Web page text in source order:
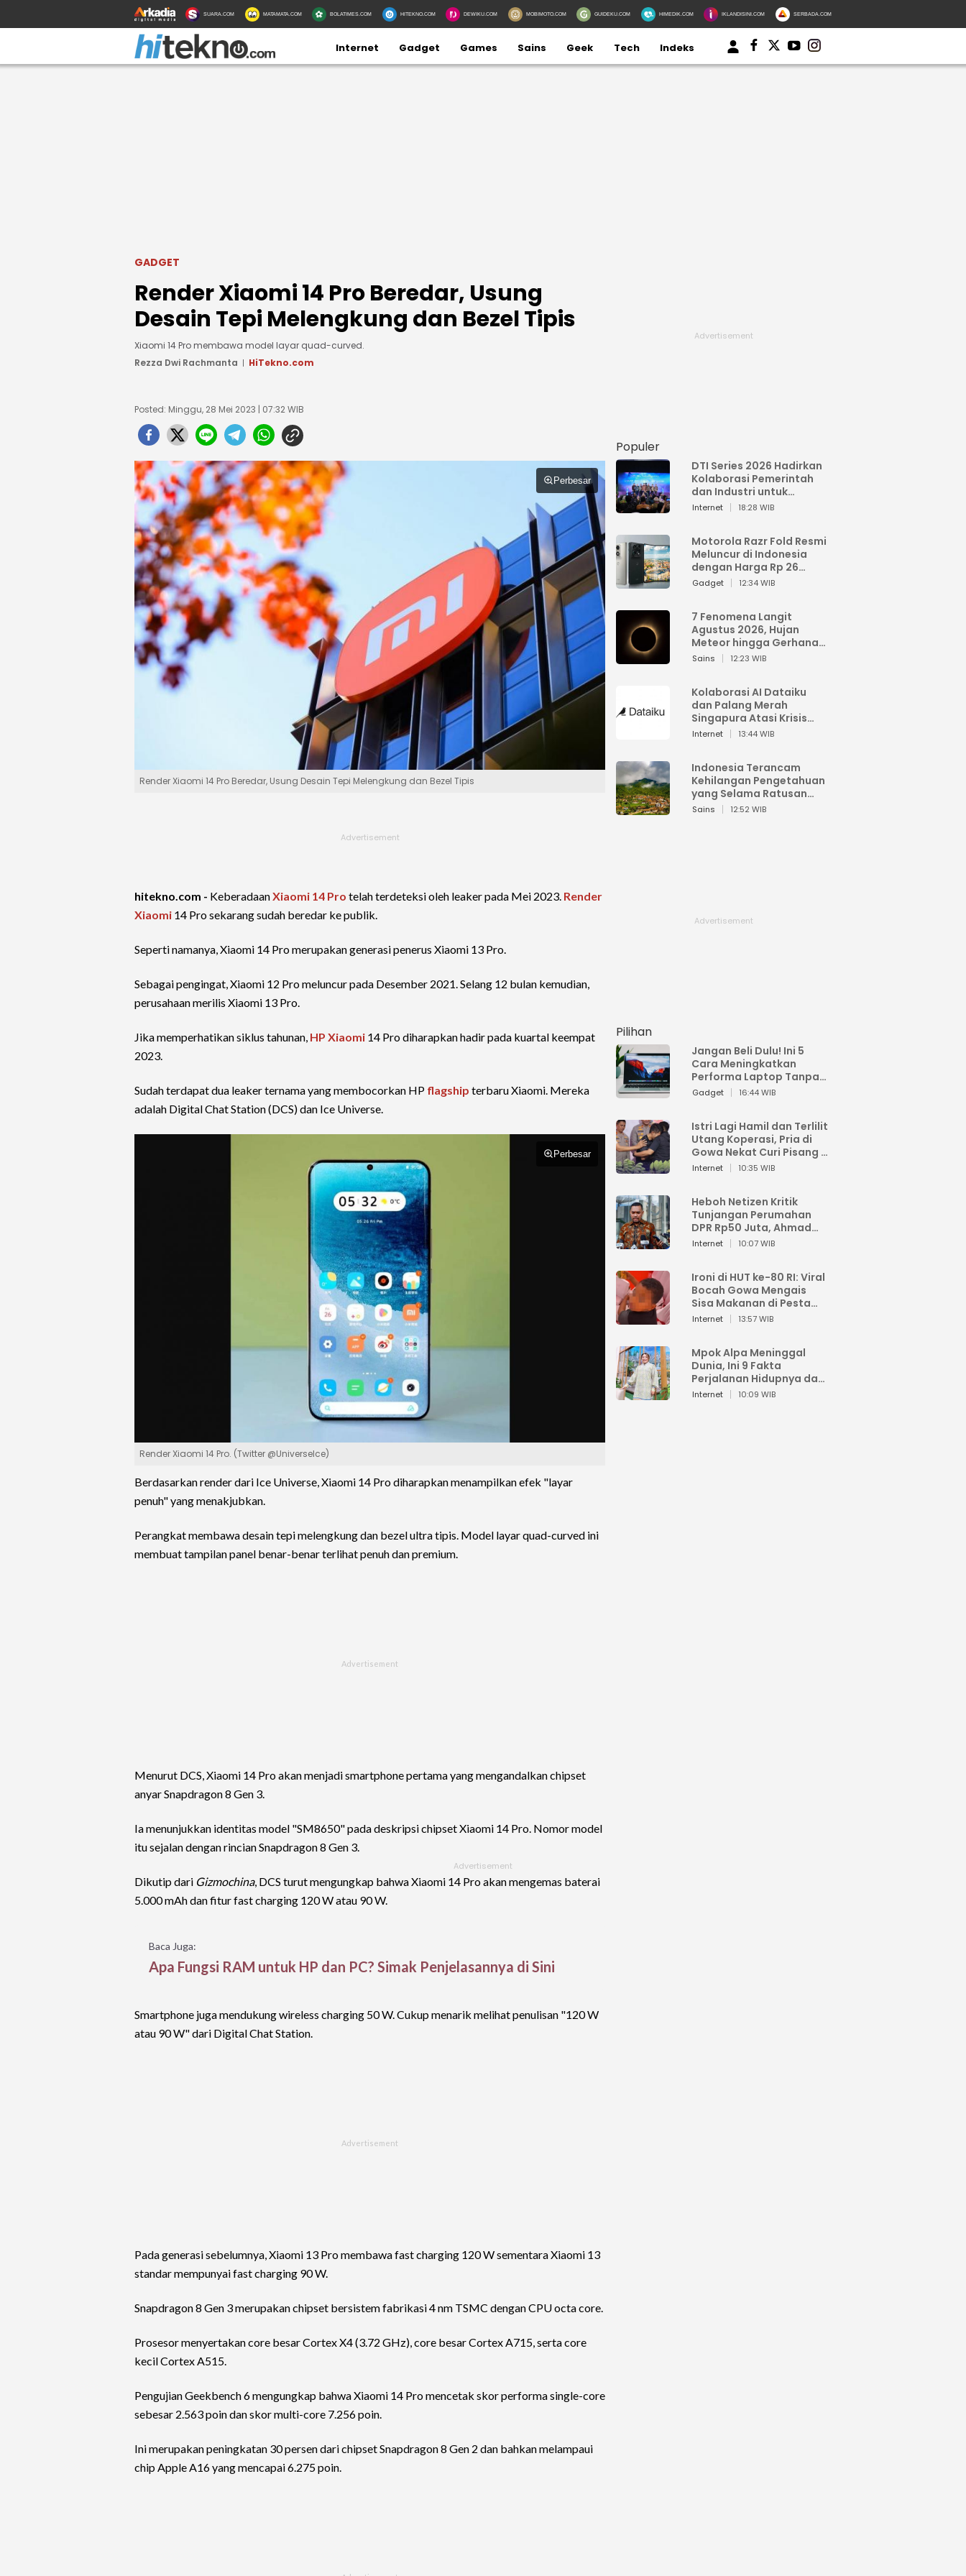
SUARA.COM MATAMATA.COM BOLATIMES.COM HITEKNO.COM DEWIKU.COM MOBIMOTO.COM GUIDEKU.COM HIMEDIK.COM IKLANDISINI.COM SERBADA.COM
Internet Gadget Games Sains Geek Tech Indeks
GADGET
Render Xiaomi 14 Pro Beredar, Usung
Desain Tepi Melengkung dan Bezel Tipis
Xiaomi 14 Pro membawa model layar quad-curved.
Rezza Dwi Rachmanta
HiTekno.com
Posted: Minggu, 28 Mei 2023 | 07:32 WIB
Perbesar
Render Xiaomi 14 Pro Beredar, Usung Desain Tepi Melengkung dan Bezel Tipis
hitekno.com - KeberadaanXiaomi 14 Pro telah terdeteksi oleh leaker pada Mei 2023. Render
Xiaomi 14 Pro sekarang sudah beredar ke publik.
Seperti namanya, Xiaomi 14 Pro merupakan generasi penerus Xiaomi 13 Pro.
Sebagai pengingat, Xiaomi 12 Pro meluncur pada Desember 2021. Selang 12 bulan kemudian,
perusahaan merilis Xiaomi 13 Pro.
Jika memperhatikan siklus tahunan, HP Xiaomi 14 Pro diharapkan hadir pada kuartal keempat
2023.
Sudah terdapat dua leaker ternama yang membocorkan HP flagship terbaru Xiaomi. Mereka
adalah Digital Chat Station (DCS) dan Ice Universe.
Perbesar
Render Xiaomi 14 Pro. (Twitter @UniverseIce)
Berdasarkan render dari Ice Universe, Xiaomi 14 Pro diharapkan menampilkan efek "layar
penuh" yang menakjubkan.
Perangkat membawa desain tepi melengkung dan bezel ultra tipis. Model layar quad-curved ini
membuat tampilan panel benar-benar terlihat penuh dan premium.
Menurut DCS, Xiaomi 14 Pro akan menjadi smartphone pertama yang mengandalkan chipset
anyar Snapdragon 8 Gen 3.
Ia menunjukkan identitas model "SM8650" pada deskripsi chipset Xiaomi 14 Pro. Nomor model
itu sejalan dengan rincian Snapdragon 8 Gen 3.
Dikutip dari Gizmochina, DCS turut mengungkap bahwa Xiaomi 14 Pro akan mengemas baterai
5.000 mAh dan fitur fast charging 120 W atau 90 W.
Baca Juga:
Apa Fungsi RAM untuk HP dan PC? Simak Penjelasannya di Sini
Smartphone juga mendukung wireless charging 50 W. Cukup menarik melihat penulisan "120 W
atau 90 W" dari Digital Chat Station.
Pada generasi sebelumnya, Xiaomi 13 Pro membawa fast charging 120 W sementara Xiaomi 13
standar mempunyai fast charging 90 W.
Snapdragon 8 Gen 3 merupakan chipset bersistem fabrikasi 4 nm TSMC dengan CPU octa core.
Prosesor menyertakan core besar Cortex X4 (3.72 GHz), core besar Cortex A715, serta core
kecil Cortex A515.
Pengujian Geekbench 6 mengungkap bahwa Xiaomi 14 Pro mencetak skor performa single-core
sebesar 2.563 poin dan skor multi-core 7.256 poin.
Ini merupakan peningkatan 30 persen dari chipset Snapdragon 8 Gen 2 dan bahkan melampaui
chip Apple A16 yang mencapai 6.275 poin.
Populer
DTI Series 2026 Hadirkan
Kolaborasi Pemerintah
dan Industri untuk
Percepatan
Internet 18:28 WIB
Motorola Razr Fold Resmi
Meluncur di Indonesia
dengan Harga Rp 26
Jutaan
Gadget 12:34 WIB
7 Fenomena Langit
Agustus 2026, Hujan
Meteor hingga Gerhana
Matahari
Sains 12:23 WIB
Kolaborasi AI Dataiku
dan Palang Merah
Singapura Atasi Krisis
Bencana
Internet 13:44 WIB
Indonesia Terancam
Kehilangan Pengetahuan
yang Selama Ratusan
Tahun Menjaga Alam
Sains 12:52 WIB
Pilihan
Jangan Beli Dulu! Ini 5
Cara Meningkatkan
Performa Laptop Tanpa
Harus Beli Baru
Gadget 16:44 WIB
Istri Lagi Hamil dan Terlilit
Utang Koperasi, Pria di
Gowa Nekat Curi Pisang 4
Tandan Milik Tetangga,
Internet 10:35 WIB
Heboh Netizen Kritik
Tunjangan Perumahan
DPR Rp50 Juta, Ahmad
Sahroni: Enggak Senang
Internet 10:07 WIB
Ironi di HUT ke-80 RI: Viral
Bocah Gowa Mengais
Sisa Makanan di Pesta
Kemerdekaan
Internet 13:57 WIB
Mpok Alpa Meninggal
Dunia, Ini 9 Fakta
Perjalanan Hidupnya dari
Viral hingga Puncak
Internet 10:09 WIB